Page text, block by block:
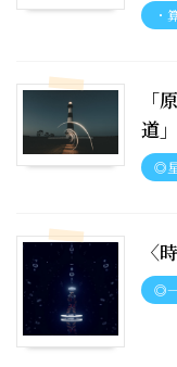
・
「
道」
◎
〈
◎